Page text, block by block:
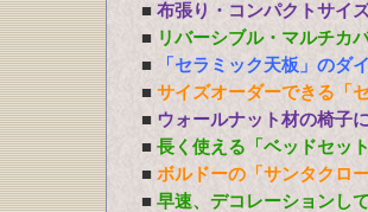
■ 布張り・コンパクトサイ
■ リバーシブル・マルチカ
■
「セラミック天板」のダ
■ サイズオーダーできる「
■ ウォールナット材の椅子
■ 長く使える「ベッドセッ
■ ボルドーの「サンタクロ
■ 早速、デコレーションし